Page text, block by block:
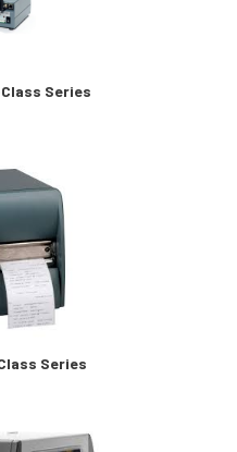
Series
Series